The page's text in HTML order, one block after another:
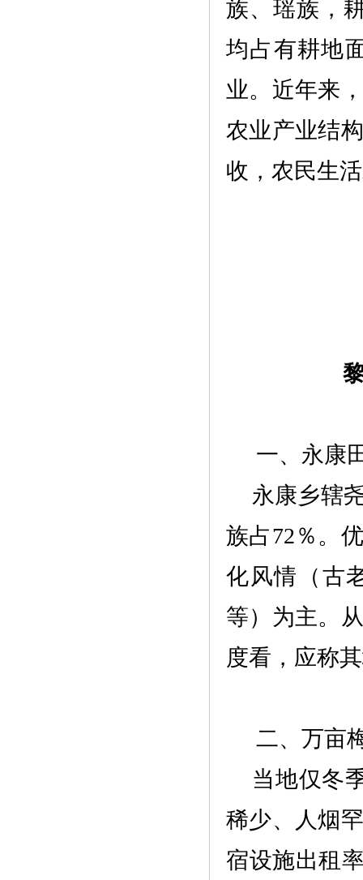
族、瑶族，
均占有耕地
业。近年来
农业产业结
收，农民生
一、 永康
永康乡辖
族占72％。
化风情（古
等）为主。
度看，应称
二、万亩
当地仅冬
稀少、人烟
宿设施出租